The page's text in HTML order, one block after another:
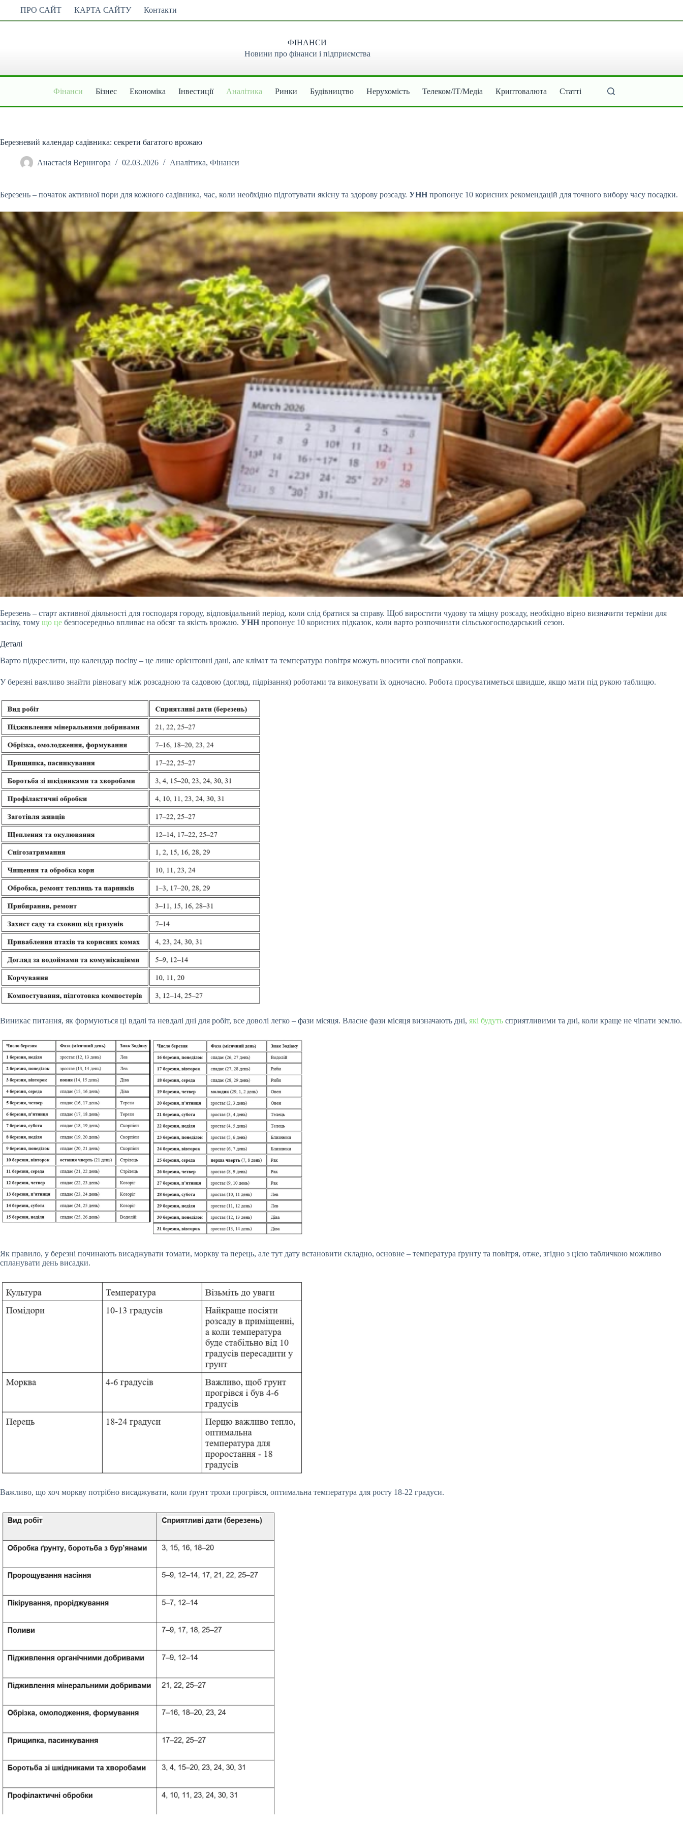
вмісту
ПРО САЙТ КАРТА САЙТУ Контакти
ФІНАНСИ
Новини про фінанси і підприємства
Фінанси Бізнес Економіка Інвестиції Аналітика Ринки Будівництво Нерухомість Телеком/ІТ/Медіа Криптовалюта Статті
Березневий календар садівника: секрети багатого врожаю
Анастасія Вернигора 02.03.2026 Аналітика, Фінанси
Березень – початок активної пори для кожного садівника, час, коли необхідно підготувати якісну та здорову розсаду. УНН пропонує 10 корисних рекомендацій для точного вибору часу посадки.
Березень – старт активної діяльності для господаря городу, відповідальний період, коли слід братися за справу. Щоб виростити чудову та міцну розсаду, необхідно вірно визначити терміни для
засіву, тому що це безпосередньо впливає на обсяг та якість врожаю. УНН пропонує 10 корисних підказок, коли варто розпочинати сільськогосподарський сезон.
Деталі
Варто підкреслити, що календар посіву – це лише орієнтовні дані, але клімат та температура повітря можуть вносити свої поправки.
У березні важливо знайти рівновагу між розсадною та садовою (догляд, підрізання) роботами та виконувати їх одночасно. Робота просуватиметься швидше, якщо мати під рукою таблицю.
Виникає питання, як формуються ці вдалі та невдалі дні для робіт, все доволі легко – фази місяця. Власне фази місяця визначають дні, які будуть сприятливими та дні, коли краще не чіпати землю.
Як правило, у березні починають висаджувати томати, моркву та перець, але тут дату встановити складно, основне – температура ґрунту та повітря, отже, згідно з цією табличкою можливо
спланувати день висадки.
Важливо, що хоч моркву потрібно висаджувати, коли ґрунт трохи прогрівся, оптимальна температура для росту 18-22 градуси.